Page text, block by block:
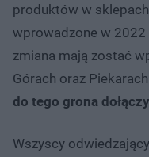
produktów w
wprowadzone w 2022
zmiana mają zostać
Górach oraz
do tego grona
Wszyscy